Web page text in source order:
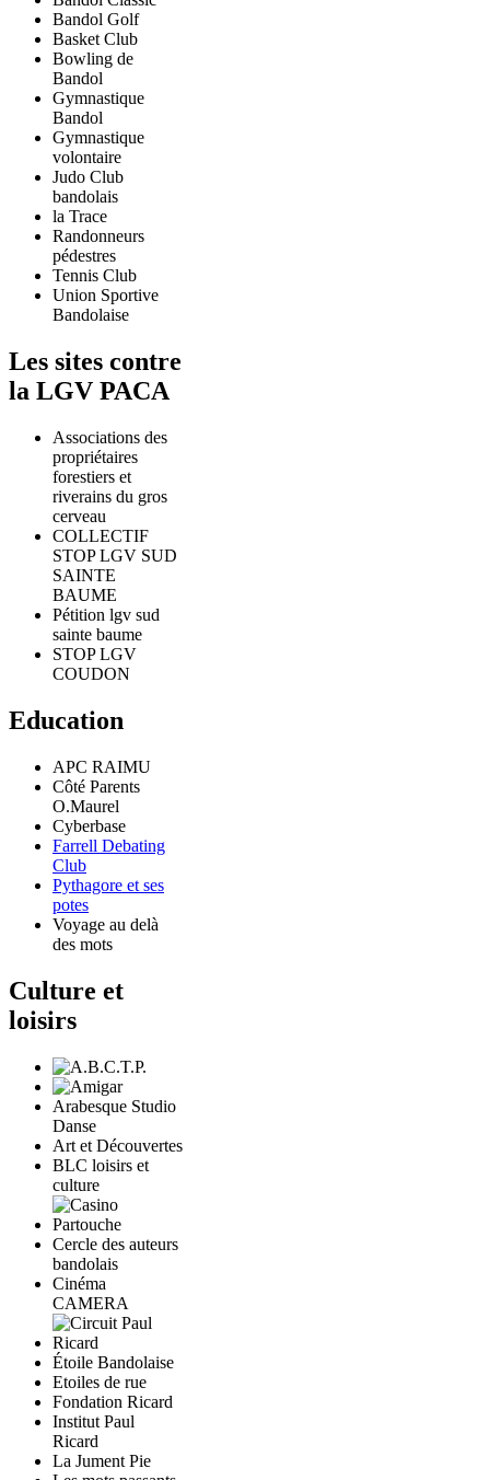
Bandol Golf
Basket Club
Bowling de
Bandol
Gymnastique
Bandol
Gymnastique
volontaire
Judo Club
bandolais
la Trace
Randonneurs
pédestres
Tennis Club
Union Sportive
Bandolaise
Les sites contre
la LGV PACA
Associations des
propriétaires
forestiers et
riverains du gros
cerveau
COLLECTIF
STOP LGV SUD
SAINTE
BAUME
Pétition lgv sud
sainte baume
STOP LGV
COUDON
Education
APC RAIMU
Côté Parents
O.Maurel
Cyberbase
Farrell Debating
Club
Pythagore et ses
potes
Voyage au delà
des mots
Culture et
loisirs
Arabesque Studio
Danse
Art et Découvertes
BLC loisirs et
culture
Cercle des auteurs
bandolais
Cinéma
CAMERA
Étoile Bandolaise
Etoiles de rue
Fondation Ricard
Institut Paul
Ricard
La Jument Pie